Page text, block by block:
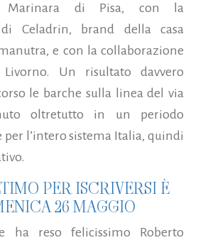
Marinara di Pisa, con la
di Celadrin, brand della casa
e con la collaborazione
Un risultato davvero
le barche sulla linea del via
oltretutto in un periodo
l’intero sistema Italia, quindi
PER ISCRIVERSI È
26 MAGGIO
ha reso felicissimo Roberto